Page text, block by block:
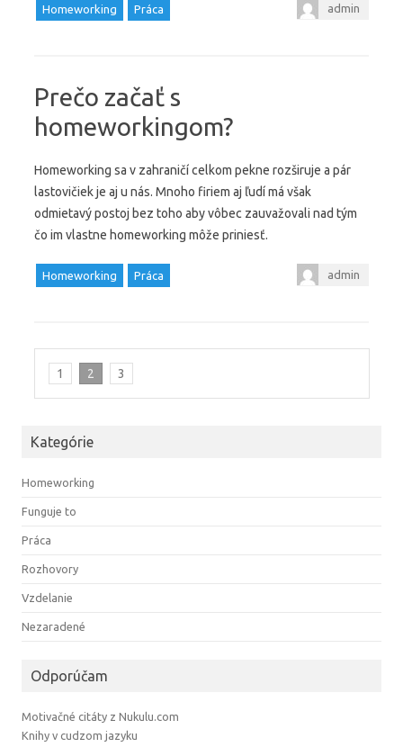
Homeworking Práca admin
Prečo začať s
homeworkingom?
Homeworking sa v zahraničí celkom pekne rozširuje a pár
lastovičiek je aj u nás. Mnoho firiem aj ľudí má však
odmietavý postoj bez toho aby vôbec zauvažovali nad tým
čo im vlastne homeworking môže priniesť.
Homeworking Práca admin
1 2 3
Kategórie
Homeworking
Funguje to
Práca
Rozhovory
Vzdelanie
Nezaradené
Odporúčam
Motivačné citáty z Nukulu.com
Knihy v cudzom jazyku